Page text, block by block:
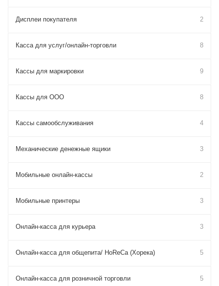
Дисплеи покупателя 2
Касса для услуг/онлайн-торговли 8
Кассы для маркировки 9
Кассы для ООО 8
Кассы самообслуживания 4
Механические денежные ящики 3
Мобильные онлайн-кассы 2
Мобильные принтеры 3
Онлайн-касса для курьера 3
Онлайн-касса для общепита/ HoReCa (Хорека) 5
Онлайн-касса для розничной торговли 5